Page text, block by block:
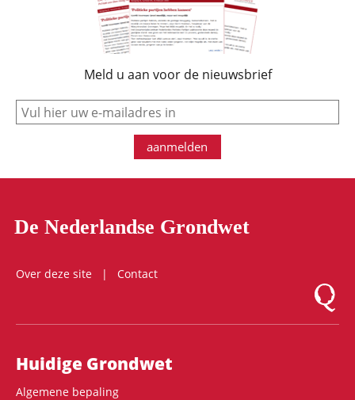
Meld u aan voor de nieuwsbrief
e-mail
aanmelden
De Nederlandse Grondwet
Over deze site
Contact
Logo
Hoofdnavigatie
Huidige Grondwet
Algemene bepaling